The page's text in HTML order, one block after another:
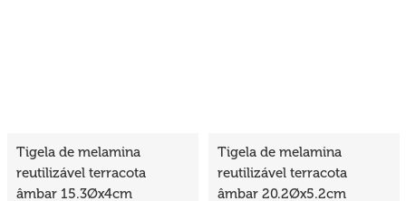
Tigela de melamina
reutilizável terracota
âmbar 15.3Øx4cm
Tigela de melamina
reutilizável terracota
âmbar 20.2Øx5.2cm